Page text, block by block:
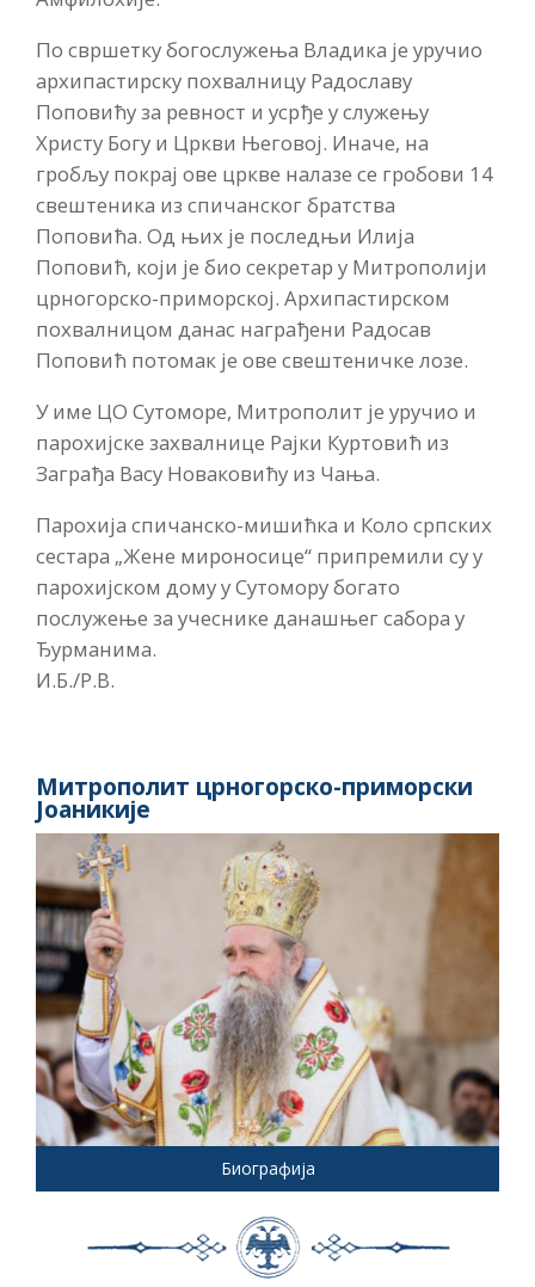
По свршетку богослужења Владика је уручио
архипастирску похвалницу Радославу
Поповићу за ревност и усрђе у служењу
Христу Богу и Цркви Његовој. Иначе, на
гробљу покрај ове цркве налазе се гробови 14
свештеника из спичанског братства
Поповића. Од њих је последњи Илија
Поповић, који је био секретар у Митрополији
црногорско-приморској. Архипастирском
похвалницом данас награђени Радосав
Поповић потомак је ове свештеничке лозе.
У име ЦО Сутоморе, Митрополит је уручио и
парохијске захвалнице Рајки Куртовић из
Заграђа Васу Новаковићу из Чања.
Парохија спичанско-мишићка и Коло српских
сестара „Жене мироносице“ припремили су у
парохијском дому у Сутомору богато
послужење за учеснике данашњег сабора у
Ђурманима.
И.Б./Р.В.
Митрополит црногорско-приморски
Јоаникије
Биографија